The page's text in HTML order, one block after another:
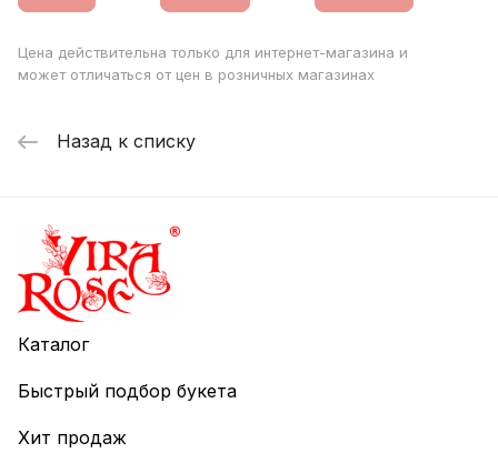
Цена действительна только для интернет-магазина и
может отличаться от цен в розничных магазинах
Назад к списку
Каталог
Быстрый подбор букета
Хит продаж